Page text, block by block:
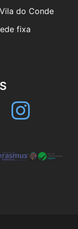
do Conde
fixa
Instagram